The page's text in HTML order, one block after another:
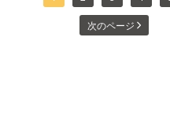
れ、また開眼されたこ
より、像はかつての力を
頭部も解体し、全体が一
バラバラになりました。
は修復工程の最終盤であ
次のページ